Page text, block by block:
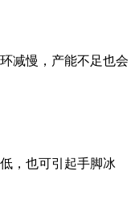
减慢，产能不足也会
，也可引起手脚冰